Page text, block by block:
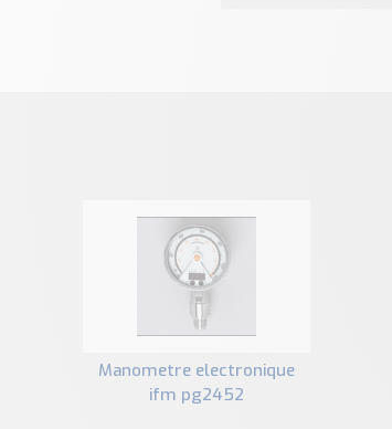
manometre electronique
ifm pg2452